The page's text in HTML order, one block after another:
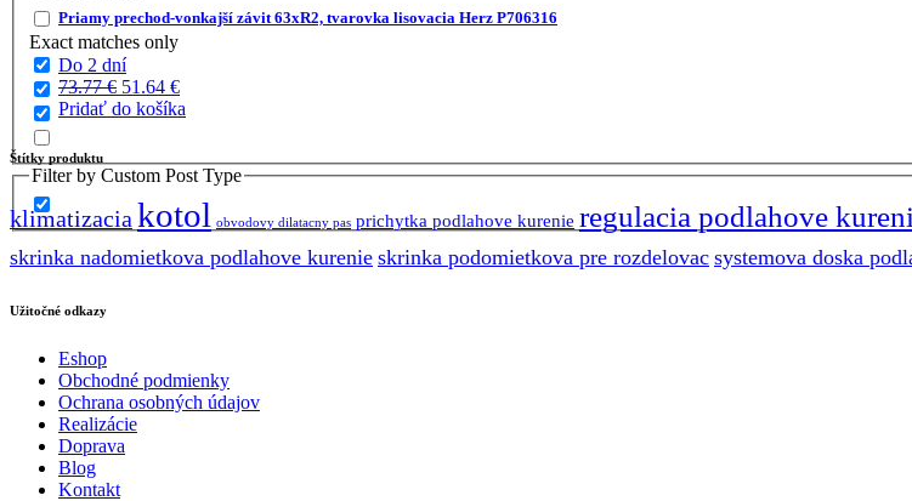
Exact matches only
Filter by Custom Post Type
Priamy prechod-vonkajší závit 63xR2, tvarovka lisovacia Herz P706316
Do 2 dní
73.77€ Pôvodná
cena
51.64 €Aktuálna
cena
Pridať do košíka
Štítky produktu
klimatizacia kotol obvodovy dilatacny pas prichytka podlahove kurenie regulacia podlahove
skrinka nadomietkova podlahove kurenie skrinka podomietkova pre rozdelovac systemova doska
Užitočné odkazy
Eshop
Obchodné podmienky
Ochrana osobných údajov
Realizácie
Doprava
Blog
Kontakt